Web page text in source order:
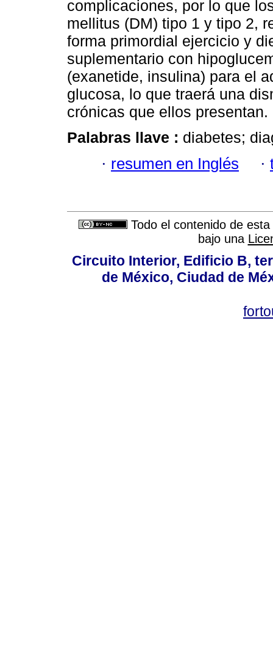
complicaciones, por lo que
mellitus (DM) tipo 1 y tipo 2,
forma primordial ejercicio y
suplementario con
(exanetide, insulina) para el
glucosa, lo que traerá una
crónicas que ellos presentan.
Palabras llave : diabetes;
· resumen en Inglés ·
Todo el contenido de
bajo una
Circuito Interior, Edificio B,
de México, Ciudad de